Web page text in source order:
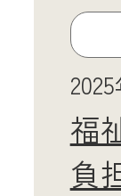
福
負